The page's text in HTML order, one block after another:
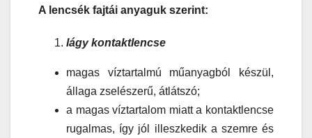
A lencsék fajtái anyaguk szerint:
lágy kontaktlencse
magas víztartalmú műanyagból készül,
állaga zselészerű, átlátszó;
a magas víztartalom miatt a kontaktlencse
rugalmas, így jól illeszkedik a szemre és